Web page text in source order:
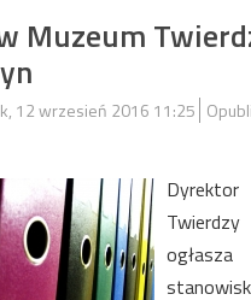
Muzeum
12 wrzesień 2016 11:25